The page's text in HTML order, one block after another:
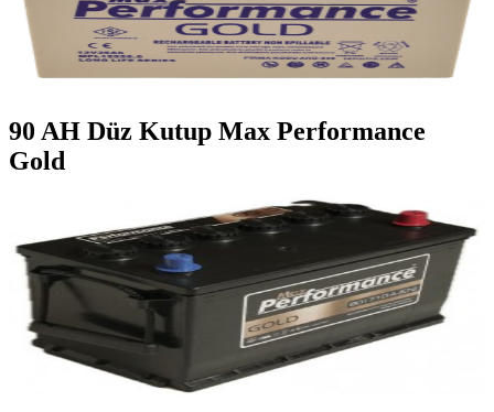
90 AH Düz Kutup Max Performance
Gold